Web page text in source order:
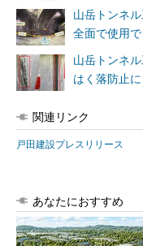
山岳トンネ
全面で使用
山岳トンネ
はく落防止
関連リンク
戸田建設プレスリリース
あなたにおすすめ